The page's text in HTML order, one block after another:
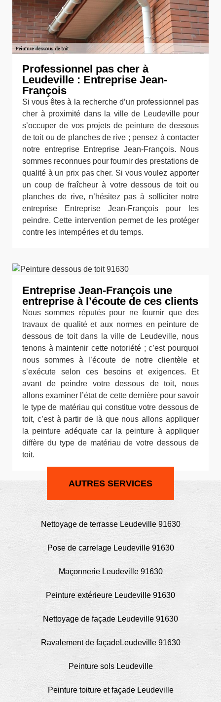
Professionnel pas cher à
Leudeville : Entreprise Jean-
François
Si vous êtes à la recherche d’un professionnel pas
cher à proximité dans la ville de Leudeville pour
s’occuper de vos projets de peinture de dessous
de toit ou de planches de rive ; pensez à contacter
notre entreprise Entreprise Jean-François. Nous
sommes reconnues pour fournir des prestations de
qualité à un prix pas cher. Si vous voulez apporter
un coup de fraîcheur à votre dessous de toit ou
planches de rive, n’hésitez pas à solliciter notre
entreprise Entreprise Jean-François pour les
peindre. Cette intervention permet de les protéger
contre les intempéries et du temps.
Entreprise Jean-François une
entreprise à l’écoute de ces clients
Nous sommes réputés pour ne fournir que des
travaux de qualité et aux normes en peinture de
dessous de toit dans la ville de Leudeville, nous
tenons à maintenir cette notoriété ; c’est pourquoi
nous sommes à l’écoute de notre clientèle et
s’exécute selon ces besoins et exigences. Et
avant de peindre votre dessous de toit, nous
allons examiner l’état de cette dernière pour savoir
le type de matériau qui constitue votre dessous de
toit, c’est à partir de là que nous allons appliquer
la peinture adéquate car la peinture à appliquer
diffère du type de matériau de votre dessous de
toit.
AUTRES SERVICES
Nettoyage de terrasse Leudeville 91630
Pose de carrelage Leudeville 91630
Maçonnerie Leudeville 91630
Peinture extérieure Leudeville 91630
Nettoyage de façade Leudeville 91630
Ravalement de façadeLeudeville 91630
Peinture sols Leudeville
Peinture toiture et façade Leudeville